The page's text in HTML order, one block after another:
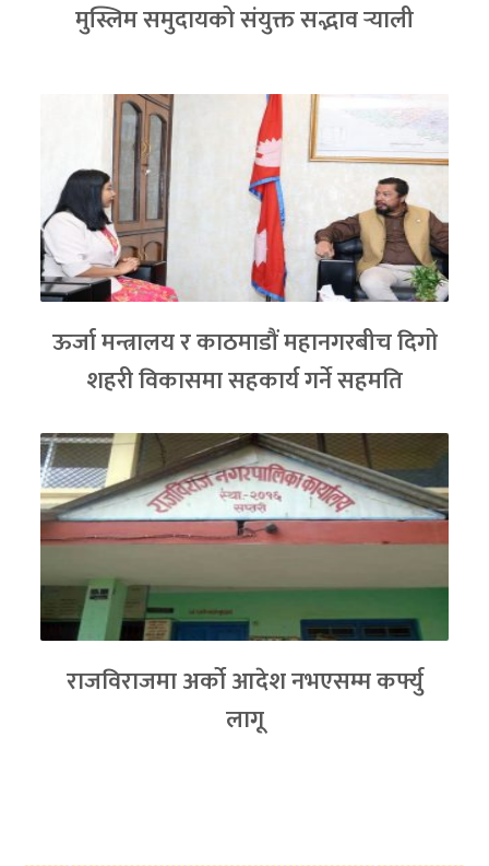
मुस्लिम समुदायको संयुक्त सद्भाव र्‍याली
ऊर्जा मन्त्रालय र काठमाडौं महानगरबीच दिगो
शहरी विकासमा सहकार्य गर्ने सहमति
राजविराजमा अर्को आदेश नभएसम्म कर्फ्यु
लागू